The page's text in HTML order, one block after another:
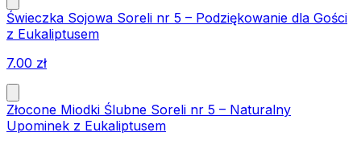
Świeczka Sojowa Soreli nr 5 – Podziękowanie dla Gości
z Eukaliptusem
7.00 zł
Złocone Miodki Ślubne Soreli nr 5 – Naturalny
Upominek z Eukaliptusem